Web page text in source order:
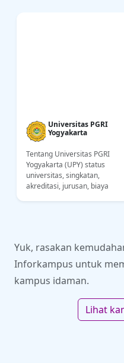
Universitas PGRI
Yogyakarta
Tentang Universitas PGRI
Yogyakarta (UPY) status
universitas, singkatan,
akreditasi, jurusan, biaya
Yuk, rasakan
Inforkampus untuk
kampus idaman.
Lihat